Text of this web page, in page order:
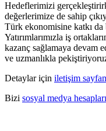
Hedeflerimizi
değerlerimize de sahip
Türk ekonomisine katkı da
Yatırımlarımızla iş
kazanç sağlamaya devam
ve uzmanlıkla
Detaylar için iletişim
Bizi sosyal medya